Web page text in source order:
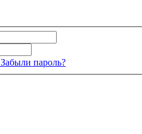
Забыли пароль?